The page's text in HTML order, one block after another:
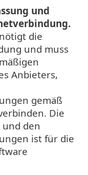
und
die
und muss
Anbieters,
gemäß
Die
den
ist für die